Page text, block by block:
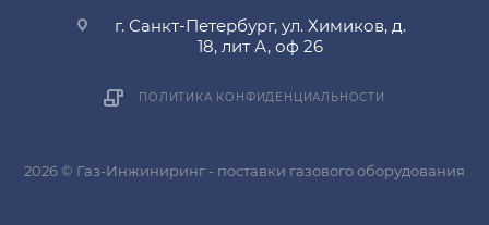
г. Санкт-Петербург, ул. Химиков, д.
18, лит А, оф 26
ПОЛИТИКА КОНФИДЕНЦИАЛЬНОСТИ
2026 © Газ-Инжиниринг - поставки газового оборудования